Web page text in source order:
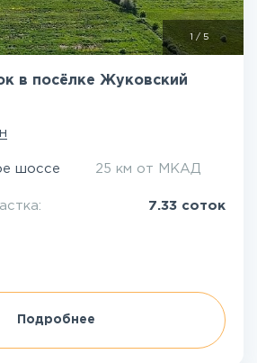
/ 5
в посёлке Жуковский
шоссе 25 км от МКАД
7.33 соток
Подробнее